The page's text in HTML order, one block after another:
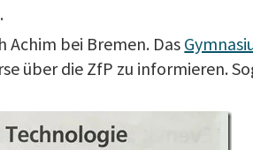
Achim bei Bremen. Das
über die ZfP zu informieren.